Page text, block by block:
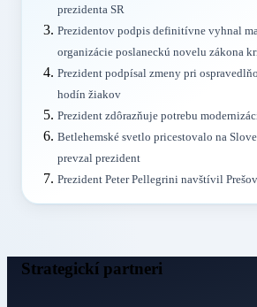
prezidenta SR
Prezidentov podpis definitívne vyhnal
organizácie poslaneckú novelu zákona
Prezident podpísal zmeny pri
hodín žiakov
Prezident zdôrazňuje potrebu
Betlehemské svetlo pricestovalo na
prevzal prezident
Prezident Peter Pellegrini navštívil
Strategickí partneri